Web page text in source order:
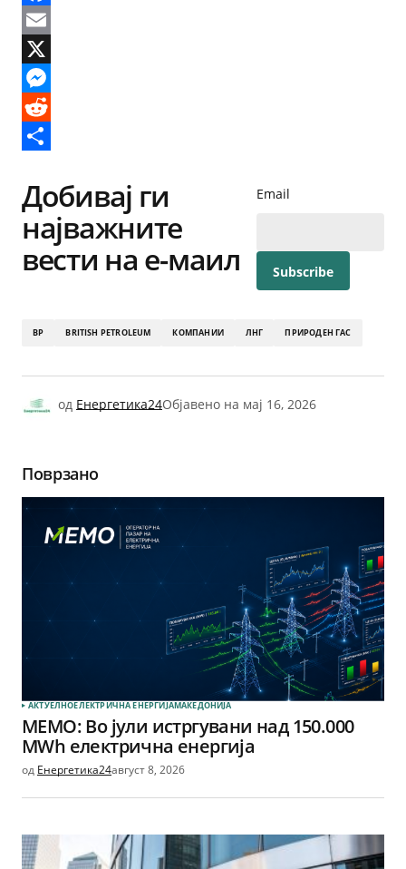
Facebook
Email
X
Messenger
Reddit
Добивај ги
најважните
вести на е-маил
Email
BP BRITISH PETROLEUM КОМПАНИИ ЛНГ ПРИРОДЕН ГАС
од Енергетика24Објавено на мај 16, 2026
Поврзано
АКТУЕЛНОЕЛЕКТРИЧНА ЕНЕРГИЈАМАКЕДОНИЈА
МЕМО: Во јули истргувани над 150.000
MWh електрична енергија
од Енергетика24август 8, 2026